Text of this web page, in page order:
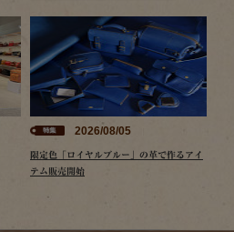
2026/08/05
限定色「ロイヤルブルー」の革で作るアイ
テム販売開始